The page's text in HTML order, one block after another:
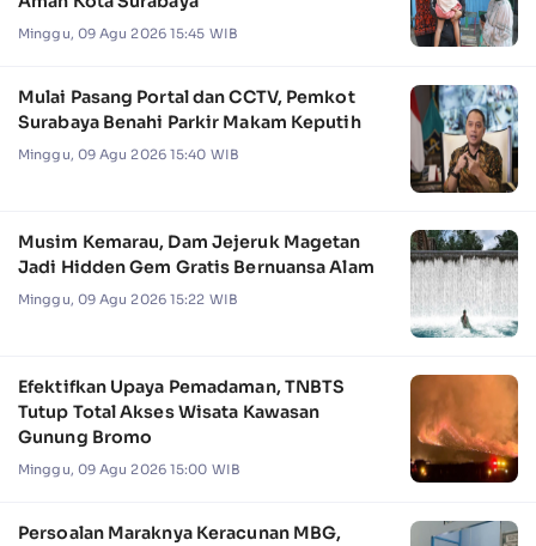
Minggu, 09 Agu 2026 15:45 WIB
Mulai Pasang Portal dan CCTV, Pemkot
Surabaya Benahi Parkir Makam Keputih
Minggu, 09 Agu 2026 15:40 WIB
Musim Kemarau, Dam Jejeruk Magetan
Jadi Hidden Gem Gratis Bernuansa Alam
Minggu, 09 Agu 2026 15:22 WIB
Efektifkan Upaya Pemadaman, TNBTS
Tutup Total Akses Wisata Kawasan
Gunung Bromo
Minggu, 09 Agu 2026 15:00 WIB
Persoalan Maraknya Keracunan MBG,